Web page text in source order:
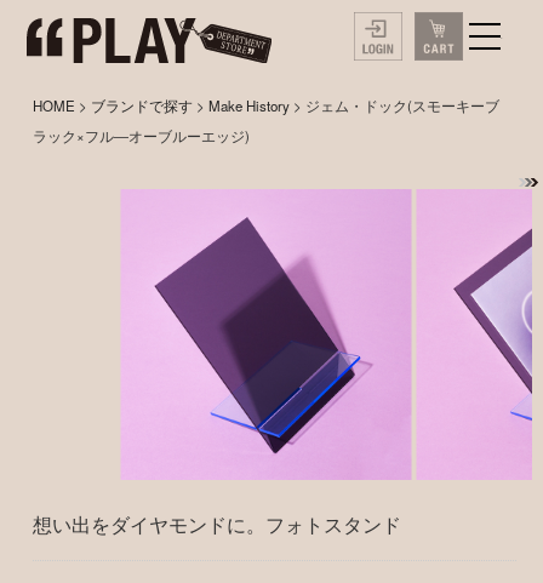
HOME > ブランドで探す >Make History > ジェム・ドック(スモーキーブ
ラック×フル―オーブルーエッジ)
想い出をダイヤモンドに。フォトスタンド